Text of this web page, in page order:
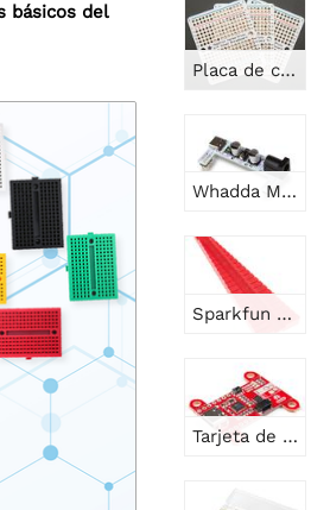
básicos del
Placa de circuito impreso (PCB) Adafruit Perma-Proto de un cuarto de tamaño (paquete de 3)
Whadda Módulo de potencia de placa de pruebas 3.3V / 5V
Sparkfun Herramienta para doblar cables de resistencia
Tarjeta de suministro de energía Sparkfun - USB -C (Qwiic)